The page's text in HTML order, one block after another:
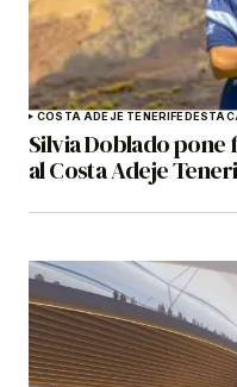
COSTA ADEJE TENERIFE
Silvia Doblado pone
al Costa Adeje